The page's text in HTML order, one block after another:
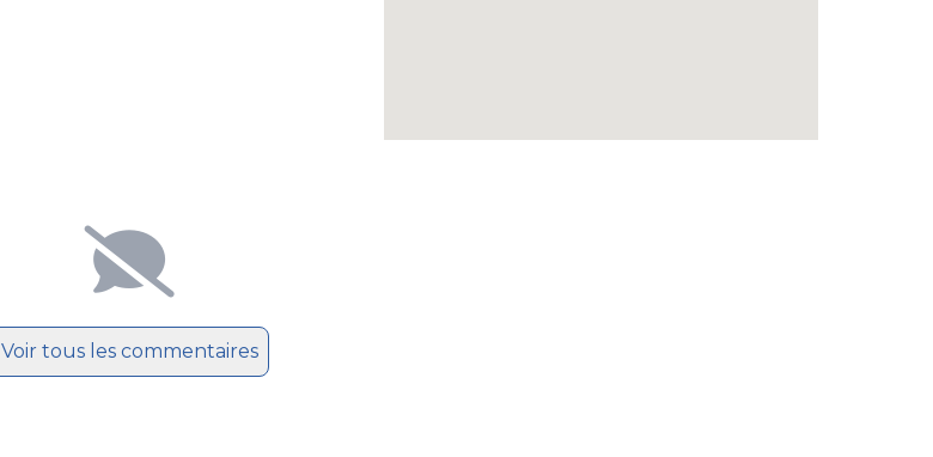
Voir tous les commentaires